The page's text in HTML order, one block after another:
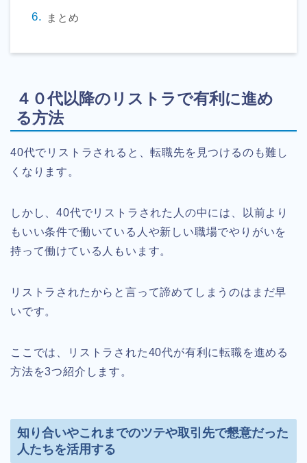
まとめ
４０代以降のリストラで有利に進め
る方法
40代でリストラされると、転職先を見つけるのも難し
くなります。
しかし、40代でリストラされた人の中には、以前より
もいい条件で働いている人や新しい職場でやりがいを
持って働けている人もいます。
リストラされたからと言って諦めてしまうのはまだ早
いです。
ここでは、リストラされた40代が有利に転職を進める
方法を3つ紹介します。
知り合いやこれまでのツテや取引先で懇意だった
人たちを活用する